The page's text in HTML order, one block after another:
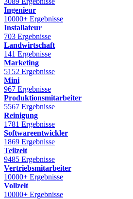
Ingenieur
10000+ Ergebnisse
Installateur
703 Ergebnisse
Landwirtschaft
141 Ergebnisse
Marketing
5152 Ergebnisse
Mini
967 Ergebnisse
Produktionsmitarbeiter
5567 Ergebnisse
Reinigung
1781 Ergebnisse
Softwareentwickler
1869 Ergebnisse
Teilzeit
9485 Ergebnisse
Vertriebsmitarbeiter
10000+ Ergebnisse
Vollzeit
10000+ Ergebnisse